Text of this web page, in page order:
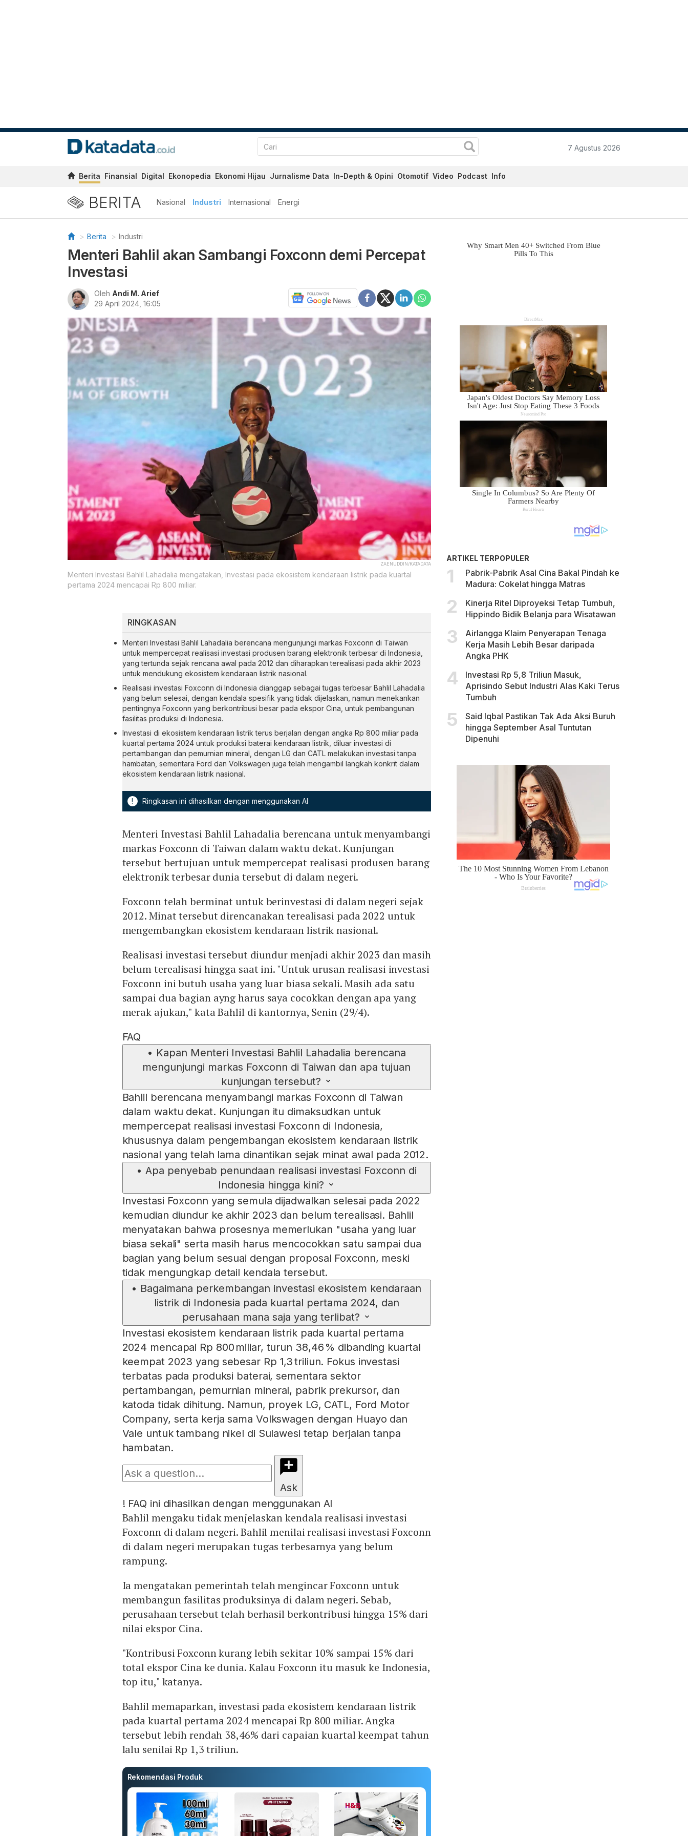
7 Agustus 2026
Berita Finansial Digital Ekonopedia Ekonomi Hijau Jurnalisme Data In-Depth & Opini Otomotif Video Podcast Info
BERITA Nasional Industri Internasional Energi
Berita Industri
Menteri Bahlil akan Sambangi Foxconn demi Percepat
Investasi
Oleh Andi M. Arief
29 April 2024, 16:05
ZAENUDDIN/KATADATA
Menteri Investasi Bahlil Lahadalia mengatakan, Investasi pada ekosistem kendaraan listrik pada kuartal
pertama 2024 mencapai Rp 800 miliar.
RINGKASAN
Menteri Investasi Bahlil Lahadalia berencana mengunjungi markas Foxconn di Taiwan
untuk mempercepat realisasi investasi produsen barang elektronik terbesar di Indonesia,
yang tertunda sejak rencana awal pada 2012 dan diharapkan terealisasi pada akhir 2023
untuk mendukung ekosistem kendaraan listrik nasional.
Realisasi investasi Foxconn di Indonesia dianggap sebagai tugas terbesar Bahlil Lahadalia
yang belum selesai, dengan kendala spesifik yang tidak dijelaskan, namun menekankan
pentingnya Foxconn yang berkontribusi besar pada ekspor Cina, untuk pembangunan
fasilitas produksi di Indonesia.
Investasi di ekosistem kendaraan listrik terus berjalan dengan angka Rp 800 miliar pada
kuartal pertama 2024 untuk produksi baterai kendaraan listrik, diluar investasi di
pertambangan dan pemurnian mineral, dengan LG dan CATL melakukan investasi tanpa
hambatan, sementara Ford dan Volkswagen juga telah mengambil langkah konkrit dalam
ekosistem kendaraan listrik nasional.
! Ringkasan ini dihasilkan dengan menggunakan AI
Menteri Investasi Bahlil Lahadalia berencana untuk menyambangi
markas Foxconn di Taiwan dalam waktu dekat. Kunjungan
tersebut bertujuan untuk mempercepat realisasi produsen barang
elektronik terbesar dunia tersebut di dalam negeri.
Foxconn telah berminat untuk berinvestasi di dalam negeri sejak
2012. Minat tersebut direncanakan terealisasi pada 2022 untuk
mengembangkan ekosistem kendaraan listrik nasional.
Realisasi investasi tersebut diundur menjadi akhir 2023 dan masih
belum terealisasi hingga saat ini. "Untuk urusan realisasi investasi
Foxconn ini butuh usaha yang luar biasa sekali. Masih ada satu
sampai dua bagian ayng harus saya cocokkan dengan apa yang
merak ajukan," kata Bahlil di kantornya, Senin (29/4).
FAQ
• Kapan Menteri Investasi Bahlil Lahadalia berencana
mengunjungi markas Foxconn di Taiwan dan apa tujuan
kunjungan tersebut?
Bahlil berencana menyambangi markas Foxconn di Taiwan
dalam waktu dekat. Kunjungan itu dimaksudkan untuk
mempercepat realisasi investasi Foxconn di Indonesia,
khususnya dalam pengembangan ekosistem kendaraan listrik
nasional yang telah lama dinantikan sejak minat awal pada 2012.
• Apa penyebab penundaan realisasi investasi Foxconn di
Indonesia hingga kini?
Investasi Foxconn yang semula dijadwalkan selesai pada 2022
kemudian diundur ke akhir 2023 dan belum terealisasi. Bahlil
menyatakan bahwa prosesnya memerlukan "usaha yang luar
biasa sekali" serta masih harus mencocokkan satu sampai dua
bagian yang belum sesuai dengan proposal Foxconn, meski
tidak mengungkap detail kendala tersebut.
• Bagaimana perkembangan investasi ekosistem kendaraan
listrik di Indonesia pada kuartal pertama 2024, dan
perusahaan mana saja yang terlibat?
Investasi ekosistem kendaraan listrik pada kuartal pertama
2024 mencapai Rp 800 miliar, turun 38,46 % dibanding kuartal
keempat 2023 yang sebesar Rp 1,3 triliun. Fokus investasi
terbatas pada produksi baterai, sementara sektor
pertambangan, pemurnian mineral, pabrik prekursor, dan
katoda tidak dihitung. Namun, proyek LG, CATL, Ford Motor
Company, serta kerja sama Volkswagen dengan Huayo dan
Vale untuk tambang nikel di Sulawesi tetap berjalan tanpa
hambatan.
Ask
! FAQ ini dihasilkan dengan menggunakan AI
Bahlil mengaku tidak menjelaskan kendala realisasi investasi
Foxconn di dalam negeri. Bahlil menilai realisasi investasi Foxconn
di dalam negeri merupakan tugas terbesarnya yang belum
rampung.
Ia mengatakan pemerintah telah mengincar Foxconn untuk
membangun fasilitas produksinya di dalam negeri. Sebab,
perusahaan tersebut telah berhasil berkontribusi hingga 15% dari
nilai ekspor Cina.
"Kontribusi Foxconn kurang lebih sekitar 10% sampai 15% dari
total ekspor Cina ke dunia. Kalau Foxconn itu masuk ke Indonesia,
top itu," katanya.
Bahlil memaparkan, investasi pada ekosistem kendaraan listrik
pada kuartal pertama 2024 mencapai Rp 800 miliar. Angka
tersebut lebih rendah 38,46% dari capaian kuartal keempat tahun
lalu senilai Rp 1,3 triliun.
Rekomendasi Produk
ARTIKEL TERPOPULER
Pabrik-Pabrik Asal Cina Bakal Pindah ke
Madura: Cokelat hingga Matras
Kinerja Ritel Diproyeksi Tetap Tumbuh,
Hippindo Bidik Belanja para Wisatawan
Airlangga Klaim Penyerapan Tenaga
Kerja Masih Lebih Besar daripada
Angka PHK
Investasi Rp 5,8 Triliun Masuk,
Aprisindo Sebut Industri Alas Kaki Terus
Tumbuh
Said Iqbal Pastikan Tak Ada Aksi Buruh
hingga September Asal Tuntutan
Dipenuhi